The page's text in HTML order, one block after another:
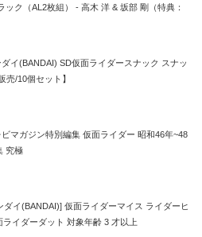
ック（AL2枚組） - 高木 洋 & 坂部 剛（特典：
ダイ(BANDAI) SD仮面ライダースナック スナッ
売/10個セット】
ビマガジン特別編集 仮面ライダー 昭和46年~48
究極
ダイ(BANDAI)] 仮面ライダーマイス ライダーヒ
ライダーダット 対象年齢 3 才以上